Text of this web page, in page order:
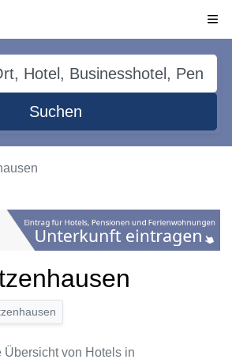
Suchen
Übersicht von Hotels in